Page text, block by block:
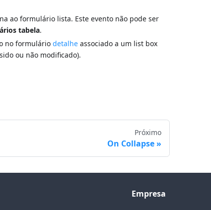
ao formulário lista. Este evento não pode ser
tabela.
no formuláriodetalhe associado a um list box
ou não modificado).
Próximo
On Collapse
Empresa